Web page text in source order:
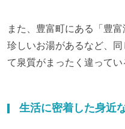
また、豊富町にある「豊
珍しいお湯があるなど、
て泉質がまったく違ってい
生活に密着した身近